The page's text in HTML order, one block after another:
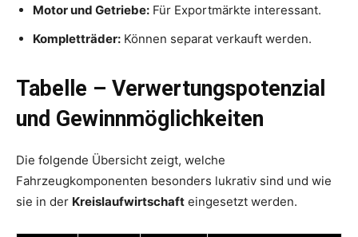
Motor und Getriebe: Für Exportmärkte interessant.
Kompletträder: Können separat verkauft werden.
Tabelle – Verwertungspotenzial
und Gewinnmöglichkeiten
Die folgende Übersicht zeigt, welche
Fahrzeugkomponenten besonders lukrativ sind und wie
sie in der Kreislaufwirtschaft eingesetzt werden.